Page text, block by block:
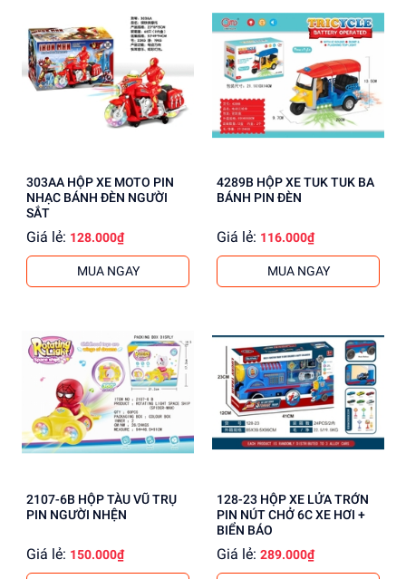
303AA HỘP XE MOTO PIN
NHẠC BÁNH ĐÈN NGƯỜI
SẮT
Giá lẻ: 128.000₫
MUA NGAY
4289B HỘP XE TUK TUK BA
BÁNH PIN ĐÈN
Giá lẻ: 116.000₫
MUA NGAY
2107-6B HỘP TÀU VŨ TRỤ
PIN NGƯỜI NHỆN
Giá lẻ: 150.000₫
128-23 HỘP XE LỬA TRỚN
PIN NÚT CHỞ 6C XE HƠI +
BIỂN BÁO
Giá lẻ: 289.000₫